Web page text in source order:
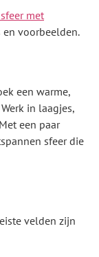
met
voorbeelden.
een warme,
in laagjes,
een paar
sfeer die
velden zijn